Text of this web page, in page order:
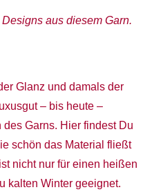
aus diesem Garn.
Glanz und damals der
– bis heute –
Garns. Hier findest Du
schön das Material fließt
nicht nur für einen heißen
kalten Winter geeignet.